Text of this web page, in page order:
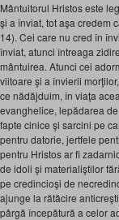
Mântuitorul Hristos este
şi a înviat, tot aşa credem
14). Cei care nu cred în
înviat, atunci întreaga
mântuirea. Atunci cei
viitoare şi a învierii
ce nădăjduim, în viaţa
evanghelice, lepădarea
fapte cinice şi sarcini pe
pentru datorie, jertfele
pentru Hristos ar fi
de idoli şi materialiştilor
pe credincioşi de
ajunge la rătăcire
pârgă începătură a celor